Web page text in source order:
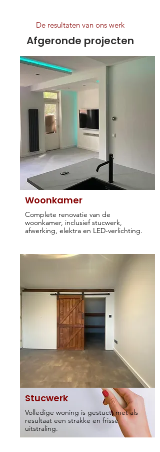
De resultaten van ons werk
Afgeronde projecten
Woonkamer
Complete renovatie van de
woonkamer, inclusief stucwerk,
afwerking, elektra en LED-verlichting.
Stucwerk
Volledige woning is gestuct, met als
resultaat een strakke en frisse
uitstraling.